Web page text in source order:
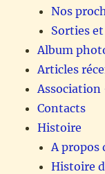
Nos
Sorties
Album
Articles
Contacts
Histoire
A propos
Histoire